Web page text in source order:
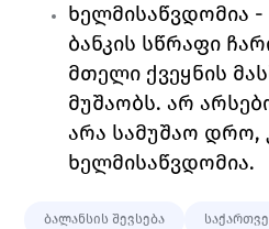
ხელმისაწვდომია -
ბანკის სწრაფი
მთელი ქვეყნის
მუშაობს. არ
არა სამუშაო დრო,
ხელმისაწვდომია.
ბალანსის შევსება